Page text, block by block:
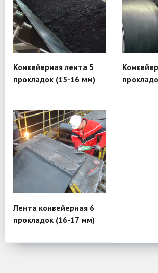
Конвейерная лента 5
прокладок (15-16 мм)
Лента конвейерная 6
прокладок (16-17 мм)